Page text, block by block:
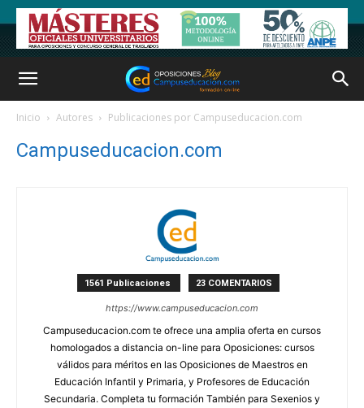
Inicio Autores Publicaciones por Campuseducacion.com
Campuseducacion.com
1561 Publicaciones 23 COMENTARIOS
https://www.campuseducacion.com
Campuseducacion.com te ofrece una amplia oferta en cursos
homologados a distancia on-line para Oposiciones: cursos
válidos para méritos en las Oposiciones de Maestros en
Educación Infantil y Primaria, y Profesores de Educación
Secundaria. Completa tu formación También para Sexenios y